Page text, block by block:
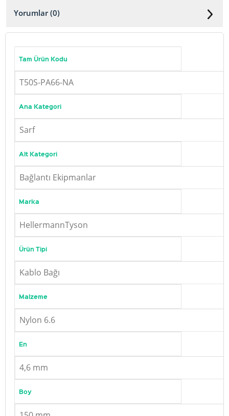
Yorumlar (0)
Tam Ürün Kodu
T50S-PA66-NA
Ana Kategori
Sarf
Alt Kategori
Bağlantı Ekipmanlar
Marka
HellermannTyson
Ürün Tipi
Kablo Bağı
Malzeme
Nylon 6.6
En
4,6 mm
Boy